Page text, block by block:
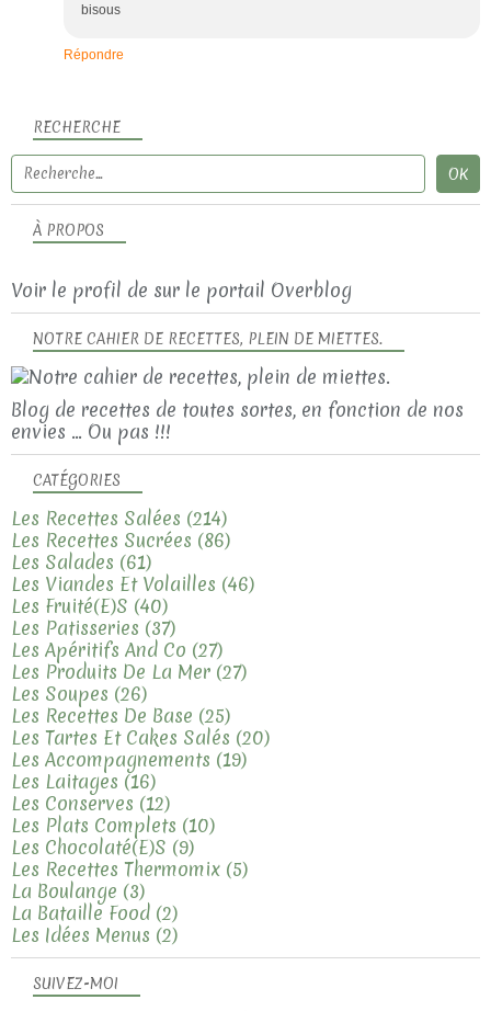
bisous
Répondre
SUIVEZ-MOI
RECHERCHE
NOTRE CAHIER DE RECETTES, PLEIN DE MIETTES.
Blog de recettes de toutes sortes, en fonction de nos
envies ... Ou pas !!!
À PROPOS
Voir le profil de sur le portail Overblog
CATÉGORIES
Les Recettes Salées (214)
Les Recettes Sucrées (86)
Les Salades (61)
Les Viandes Et Volailles (46)
Les Fruité(e)s (40)
Les Patisseries (37)
Les Apéritifs And Co (27)
Les Produits De La Mer (27)
Les Soupes (26)
Les Recettes De Base (25)
Les Tartes Et Cakes Salés (20)
Les Accompagnements (19)
Les Laitages (16)
Les Conserves (12)
Les Plats Complets (10)
Les Chocolaté(e)s (9)
Les Recettes Thermomix (5)
La Boulange (3)
La Bataille Food (2)
Les Idées Menus (2)